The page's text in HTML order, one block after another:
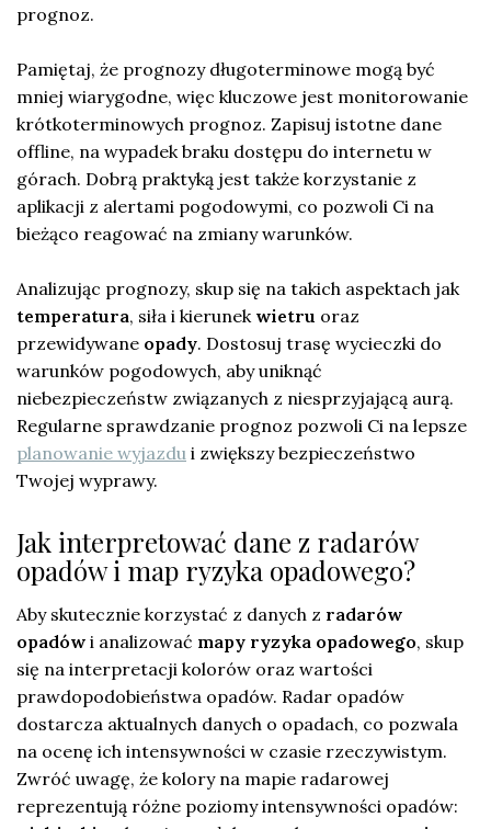
prognoz.
Pamiętaj, że prognozy długoterminowe mogą być
mniej wiarygodne, więc kluczowe jest monitorowanie
krótkoterminowych prognoz. Zapisuj istotne dane
offline, na wypadek braku dostępu do internetu w
górach. Dobrą praktyką jest także korzystanie z
aplikacji z alertami pogodowymi, co pozwoli Ci na
bieżąco reagować na zmiany warunków.
Analizując prognozy, skup się na takich aspektach jak
temperatura, siła i kierunek wietru oraz
przewidywane opady. Dostosuj trasę wycieczki do
warunków pogodowych, aby uniknąć
niebezpieczeństw związanych z niesprzyjającą aurą.
Regularne sprawdzanie prognoz pozwoli Ci na lepsze
planowanie wyjazdu i zwiększy bezpieczeństwo
Twojej wyprawy.
Jak interpretować dane z radarów
opadów i map ryzyka opadowego?
Aby skutecznie korzystać z danych z radarów
opadów i analizować mapy ryzyka opadowego, skup
się na interpretacji kolorów oraz wartości
prawdopodobieństwa opadów. Radar opadów
dostarcza aktualnych danych o opadach, co pozwala
na ocenę ich intensywności w czasie rzeczywistym.
Zwróć uwagę, że kolory na mapie radarowej
reprezentują różne poziomy intensywności opadów: